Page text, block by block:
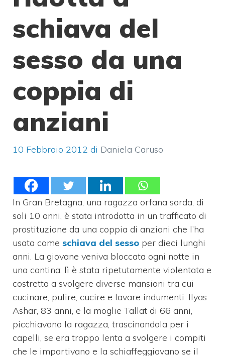
schiava del
sesso da una
coppia di
anziani
10 Febbraio 2012 di Daniela Caruso
In Gran Bretagna, una ragazza orfana sorda, di
soli 10 anni, è stata introdotta in un trafficato di
prostituzione da una coppia di anziani che l’ha
usata come schiava del sesso per dieci lunghi
anni. La giovane veniva bloccata ogni notte in
una cantina: lì è stata ripetutamente violentata e
costretta a svolgere diverse mansioni tra cui
cucinare, pulire, cucire e lavare indumenti. Ilyas
Ashar, 83 anni, e la moglie Tallat di 66 anni,
picchiavano la ragazza, trascinandola per i
capelli, se era troppo lenta a svolgere i compiti
che le impartivano e la schiaffeggiavano se il